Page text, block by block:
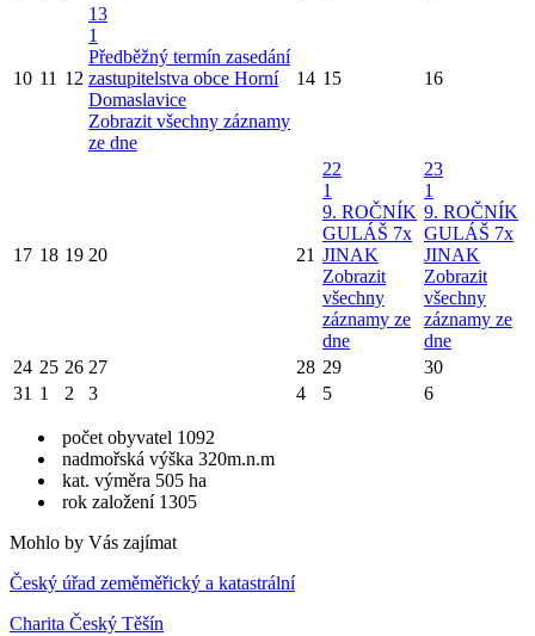
10 11 12
13
1
Předběžný termín zasedání
zastupitelstva obce Horní
Domaslavice
Zobrazit všechny záznamy
ze dne
14 15 16
17 18 19 20 21
22
1
9. ROČNÍK
GULÁŠ 7x
JINAK
Zobrazit
všechny
záznamy ze
dne
23
1
9. ROČNÍK
GULÁŠ 7x
JINAK
Zobrazit
všechny
záznamy ze
dne
24 25 26 27 28 29
30
31 1 2 3 4 5 6
počet obyvatel 1092
nadmořská výška 320m.n.m
kat. výměra 505 ha
rok založení 1305
Mohlo by Vás zajímat
Český úřad zeměměřický a katastrální
Charita Český Těšín